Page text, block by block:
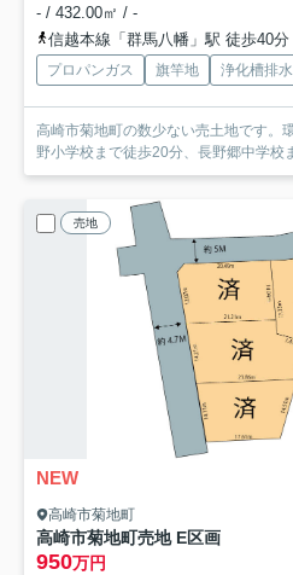
- / 432.00㎡ / -
信越本線「群馬八幡」駅 徒歩40分
プロパンガス 旗竿地 浄化槽排水
高崎市菊地町の数少ない売土地です。
野小学校まで徒歩20分、長野郷中学校
売地
NEW
高崎市菊地町
高崎市菊地町売地 E区画
950万円